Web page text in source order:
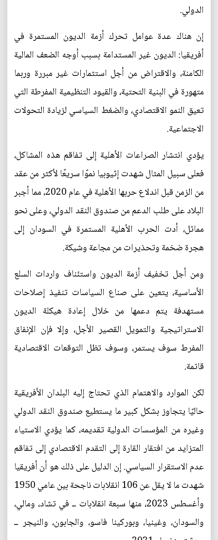
الدولي.
إن هناك عدة عوامل تحرك أزمة الديون المستمرة في
أفريقيا: الديون غير المستدامة بسبب أوجه الضعف المالية
الكامنة، والاقتراض من أجل استثمارات غير مبررة وربما
متهورة في البنية التحتية، والقيود التنظيمية المفرطة التي
تعيق النمو الاقتصادي، والضغط السياسي لزيادة التحولات
الاجتماعية.
يؤدي انتشار الصراعات الأهلية إلى تفاقم هذه المشاكل،
فعلى سبيل المثال شهدت إثيوبيا نموًا سريعًا لأكثر من عقد
من الزمن قبل اندلاع حربها الأهلية في عام 2020، مما أجبر
البلاد على طلب الدعم من صندوق النقد الدولي، وعلى نحو
مماثل، أدت الحرب الأهلية المستمرة في السودان إلى
هجرة ضخمة وتحذيرات من مجاعة وشيكة.
ومن أجل تخفيف أزمة الديون واستئناف واردات السلع
الأساسية، يتعين على صناع السياسات تنفيذ إصلاحات
مستهدفة يتم دعمها من خلال إعادة هيكلة الديون
الاستراتيجية والتمويل القصير الأجل، وإلا فإن الإنفاق
المفرط سوف يستمر، وسوف تظل التوقعات الاقتصادية
قاتمة.
لكن الموارد والاهتمام الذي تحتاج إليه البلدان الأفريقية
حاليًا يتجاوز بشكل كبير ما يستطيع صندوق النقد الدولي
وغيره من المؤسسات الدولية تقديمه، كما يؤدي الاستياء
المتزايد من افتقار القارة إلى التقدم الاقتصادي إلى تفاقم
عدم الاستقرار السياسي. إن الدليل على ذلك هو أن أفريقيا
شهدت ما لا يقل عن 106 انقلابات ناجحة بين عامي 1950
وأغسطس 2023، منها سبعة انقلابات ــ في تشاد، ومالي،
والسودان، وغينيا، وبوركينا فاسو، والجابون، والنيجر ــ